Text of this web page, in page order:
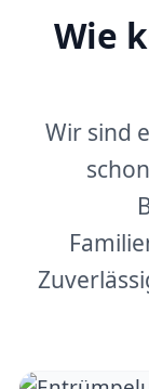
Wie
Wir sind